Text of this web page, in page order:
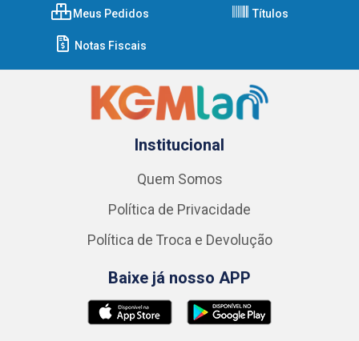
Meus Pedidos Títulos
Notas Fiscais
Institucional
Quem Somos
Política de Privacidade
Política de Troca e Devolução
Baixe já nosso APP